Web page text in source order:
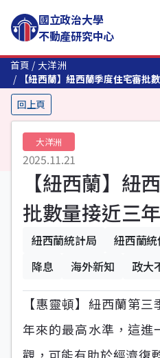
國立政治大學
不動產研究中心
首頁
大洋洲
【紐西蘭】紐西蘭季度住宅審批
回上頁
大洋洲
2025.11.21
【紐西蘭】紐
批數量接近三
紐西蘭統計局 紐西蘭
降息
海外新知 政大
【惠靈頓】紐西蘭第
年來的最高水準，這進